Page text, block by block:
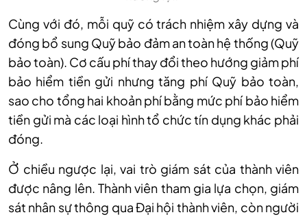
Cùng với đó, mỗi quỹ có trách nhiệm xây dựng và
đóng bổ sung Quỹ bảo đảm an toàn hệ thống (Quỹ
bảo toàn). Cơ cấu phí thay đổi theo hướng giảm phí
bảo hiểm tiền gửi nhưng tăng phí Quỹ bảo toàn,
sao cho tổng hai khoản phí bằng mức phí bảo hiểm
tiền gửi mà các loại hình tổ chức tín dụng khác phải
đóng.
Ở chiều ngược lại, vai trò giám sát của thành viên
được nâng lên. Thành viên tham gia lựa chọn, giám
sát nhân sự thông qua Đại hội thành viên, còn người